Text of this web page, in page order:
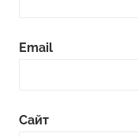
Email
Сайт